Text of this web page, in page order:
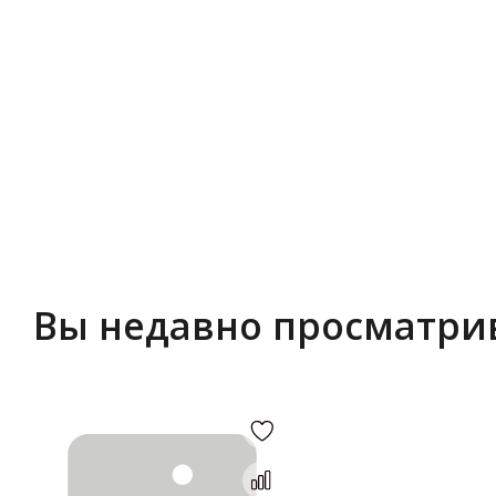
Вы недавно